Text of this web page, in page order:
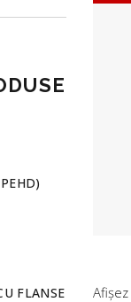
FLANSE